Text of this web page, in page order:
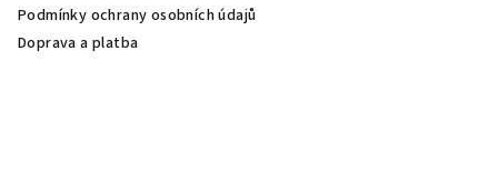
Podmínky ochrany osobních údajů
Doprava a platba